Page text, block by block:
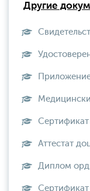
Другие
Аттестат
Диплом
Сертификат